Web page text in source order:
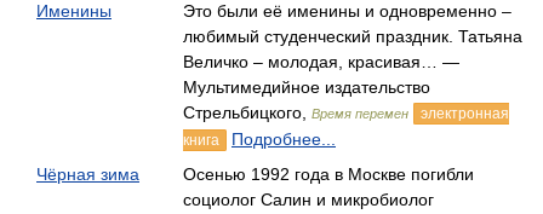
Именины
Это были её именины и одновременно –
любимый студенческий праздник. Татьяна
Величко – молодая, красивая… —
Мультимедийное издательство
Стрельбицкого,
Время перемен
электронная
книга
Подробнее...
Чёрная зима
Осенью 1992 года в Москве погибли
социолог Салин и микробиолог